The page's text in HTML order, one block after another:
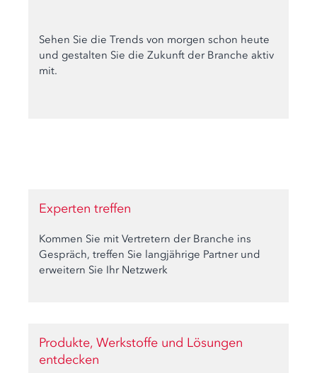
Sehen Sie die Trends von morgen schon heute
und gestalten Sie die Zukunft der Branche aktiv
mit.
Experten treffen
Kommen Sie mit Vertretern der Branche ins
Gespräch, treffen Sie langjährige Partner und
erweitern Sie Ihr Netzwerk
Produkte, Werkstoffe und Lösungen
entdecken